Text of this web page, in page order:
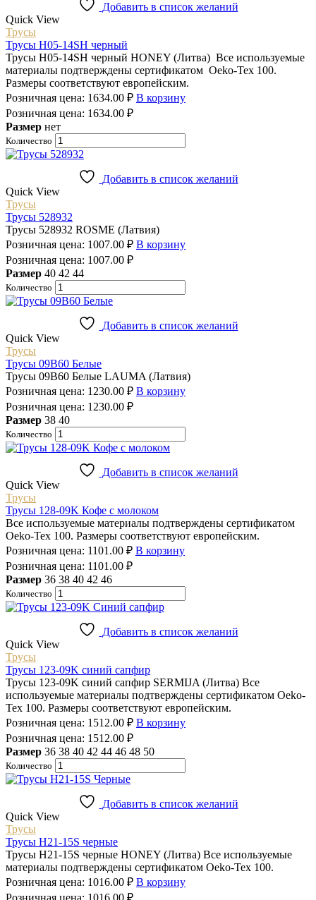
Добавить в список желаний
Quick View
Трусы
Трусы H05-14SH черный
Трусы H05-14SH черный HONEY (Литва) Все используемые
материалы подтверждены сертификатом Oeko-Tex 100.
Размеры соответствуют европейским.
Розничная цена: 1634.00 ₽ В корзину
Розничная цена: 1634.00 ₽
Размер нет
Количество
Добавить в список желаний
Quick View
Трусы
Трусы 528932
Трусы 528932 ROSME (Латвия)
Розничная цена: 1007.00 ₽ В корзину
Розничная цена: 1007.00 ₽
Размер 40 42 44
Количество
Добавить в список желаний
Quick View
Трусы
Трусы 09B60 Белые
Трусы 09B60 Белые LAUMA (Латвия)
Розничная цена: 1230.00 ₽ В корзину
Розничная цена: 1230.00 ₽
Размер 38 40
Количество
Добавить в список желаний
Quick View
Трусы
Трусы 128-09K Кофе с молоком
Все используемые материалы подтверждены сертификатом
Oeko-Tex 100. Размеры соответствуют европейским.
Розничная цена: 1101.00 ₽ В корзину
Розничная цена: 1101.00 ₽
Размер 36 38 40 42 46
Количество
Добавить в список желаний
Quick View
Трусы
Трусы 123-09K синий сапфир
Трусы 123-09K синий сапфир SERMIJA (Литва) Все
используемые материалы подтверждены сертификатом Oeko-
Tex 100. Размеры соответствуют европейским.
Розничная цена: 1512.00 ₽ В корзину
Розничная цена: 1512.00 ₽
Размер 36 38 40 42 44 46 48 50
Количество
Добавить в список желаний
Quick View
Трусы
Трусы H21-15S черные
Трусы H21-15S черные HONEY (Литва) Все используемые
материалы подтверждены сертификатом Oeko-Tex 100.
Розничная цена: 1016.00 ₽ В корзину